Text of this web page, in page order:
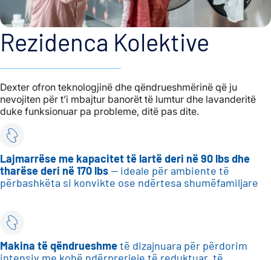
Rezidenca Kolektive
Dexter ofron teknologjinë dhe qëndrueshmërinë që ju
nevojiten për t’i mbajtur banorët të lumtur dhe lavanderitë
duke funksionuar pa probleme, ditë pas dite.
Lajmarrëse me kapacitet të lartë deri në 90 lbs dhe
tharëse deri në 170 lbs— ideale për ambiente të
përbashkëta si konvikte ose ndërtesa shumëfamiljare
Makina të qëndrueshmetë dizajnuara për përdorim